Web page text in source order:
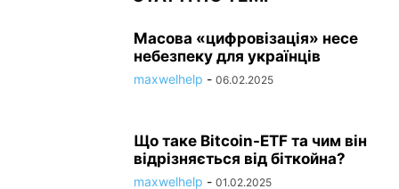
Масова «цифровізація» несе
небезпеку для українців
maxwelhelp - 06.02.2025
Що таке Bitcoin-ETF та чим він
відрізняється від біткойна?
maxwelhelp - 01.02.2025